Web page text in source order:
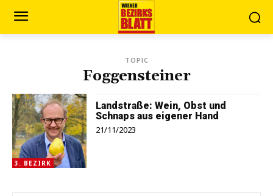
TOPIC
Foggensteiner
3. BEZIRK
Landstraße: Wein, Obst und
Schnaps aus eigener Hand
21/11/2023